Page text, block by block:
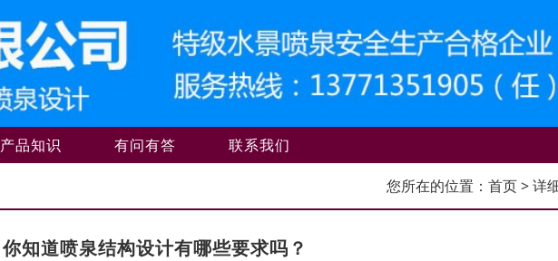
产品知识 有问有答 联系我们
您所在的位置： 首页> 详
你知道喷泉结构设计有哪些要求吗？